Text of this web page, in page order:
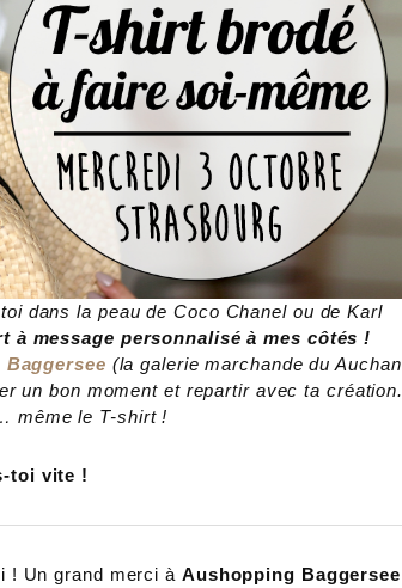
dans la peau de Coco Chanel ou de Karl
à message personnalisé à mes côtés !
(la galerie marchande du Auchan
un bon moment et repartir avec ta création.
même le T-shirt !
toi vite !
! Un grand merci à Aushopping Baggersee